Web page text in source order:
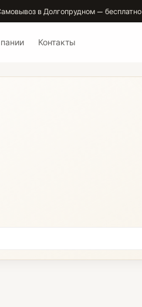
в Долгопрудном — бесплатно
Контакты